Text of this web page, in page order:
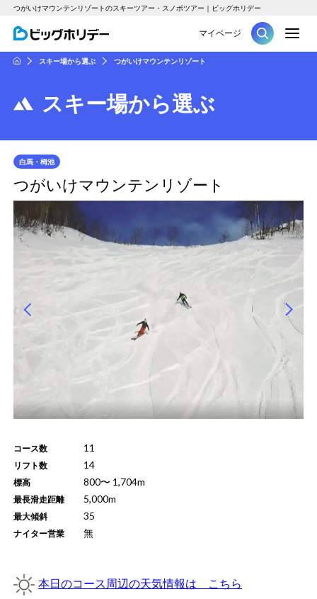
つがいけマウンテンリゾートのスキーツアー・スノボツアー｜ビッグホリデー
ツアー
マイページ
HOMEスキー場から選ぶ つがいけマウンテンリゾート
スキー場から選ぶ
白馬・栂池
つがいけマウンテンリゾート
コース数 11
リフト数 14
標高 800〜 1,704m
最長滑走距離 5,000m
最大傾斜 35
ナイター営業 無
本日のコース周辺の天気情報は こちら